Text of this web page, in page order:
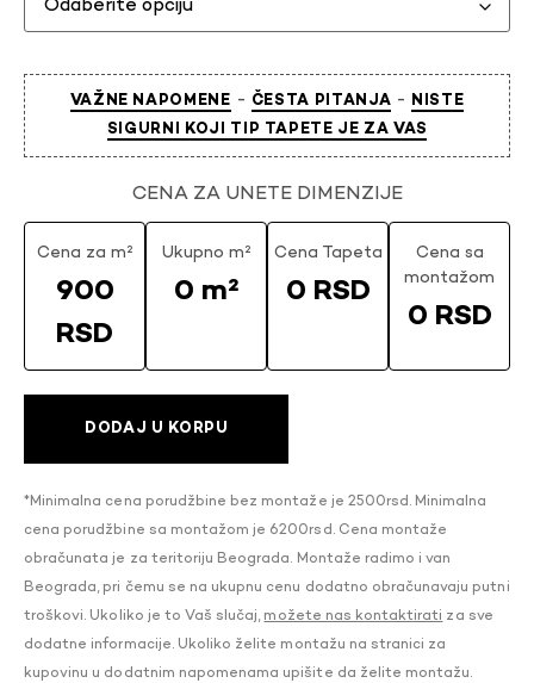
VAŽNE NAPOMENE - ČESTA PITANJA - NISTE
SIGURNI KOJI TIP TAPETE JE ZA VAS
CENA ZA UNETE DIMENZIJE
Cena za m²
900
RSD
Ukupno m²
0 m²
Cena Tapeta
0 RSD
Cena sa
montažom
0 RSD
DODAJ U KORPU
*Minimalna cena porudžbine bez montaže je 2500rsd. Minimalna
cena porudžbine sa montažom je 6200rsd. Cena montaže
obračunata je za teritoriju Beograda. Montaže radimo i van
Beograda, pri čemu se na ukupnu cenu dodatno obračunavaju putni
troškovi. Ukoliko je to Vaš slučaj, možete nas kontaktirati za sve
dodatne informacije. Ukoliko želite montažu na stranici za
kupovinu u dodatnim napomenama upišite da želite montažu.